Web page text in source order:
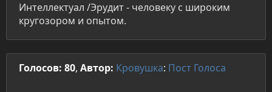
Интеллектуал /Эрудит - человеку с широким
кругозором и опытом.
Голосов: 80, Автор: Кровушка: Пост Голоса